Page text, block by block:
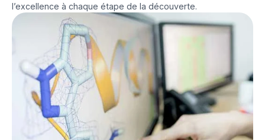
l’excellence à chaque étape de la découverte.